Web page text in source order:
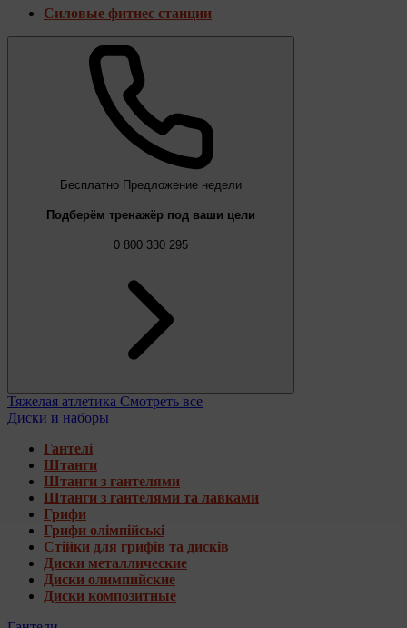
Силовые фитнес станции
Бесплатно Предложение недели
Подберём тренажёр под ваши цели
0 800 330 295
Тяжелая атлетика Смотреть все
Диски и наборы
Гантелі
Штанги
Штанги з гантелями
Штанги з гантелями та лавками
Грифи
Грифи олімпійські
Стійки для грифів та дисків
Диски металлические
Диски олимпийские
Диски композитные